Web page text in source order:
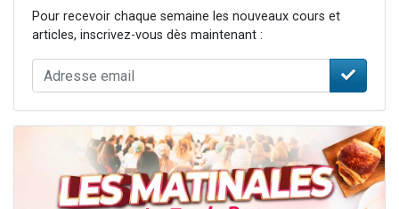
Pour recevoir chaque semaine les nouveaux cours et
articles, inscrivez-vous dès maintenant :